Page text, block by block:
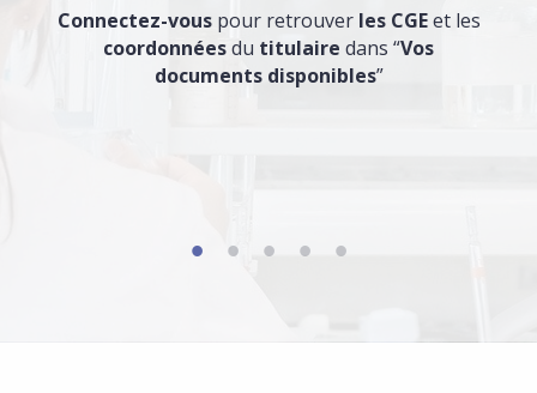
Connectez-vouspour retrouver les CGEet les
coordonnéesdu titulaire dans “Vos
documents disponibles”